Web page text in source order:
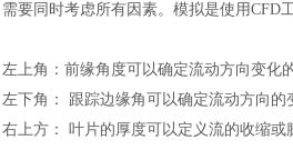
需要同时考虑所有因素。模拟是使用CFD
左上角 ： 前缘角度可以确定流动方向变化
左下角 ：
跟踪边缘角可以确定流动方向的
右上方 ：
叶片的厚度可以定义流的收缩或